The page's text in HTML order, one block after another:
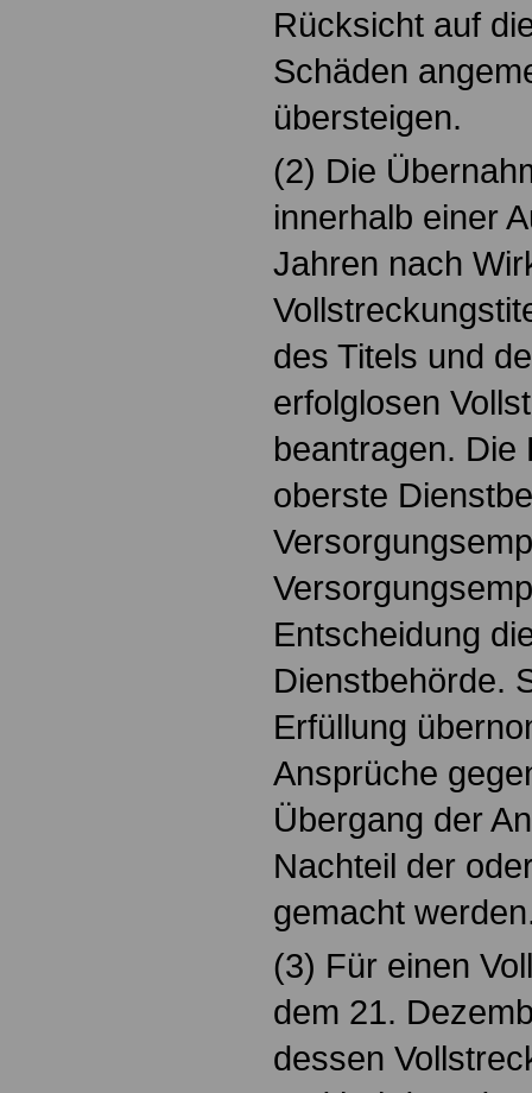
Rücksicht auf
Schäden
übersteigen.
(2) Die
innerhalb einer
Jahren nach
des Titels und
erfolglosen
beantragen. Die
oberste
Entscheidung
Dienstbehörde.
Erfüllung
Ansprüche
Übergang der
Nachteil der
gemacht
(3) Für einen
dem 21.
dessen